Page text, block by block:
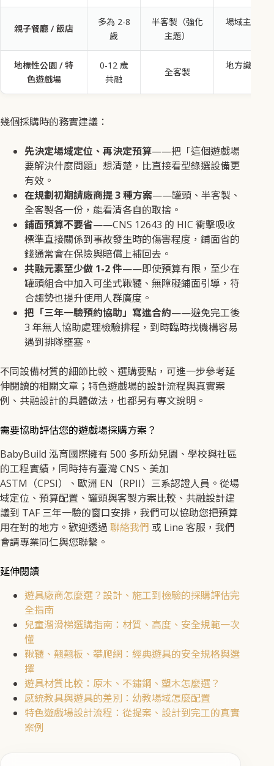
親子餐廳 / 飯店
多為 2-8
歲
半客製（強化
主題）
場域主題識
地標性公園 / 特
色遊戲場
0-12 歲
共融
全客製
地方識別、
幾個採購時的務實建議：
先決定場域定位、再決定預算——把「這個遊戲場
要解決什麼問題」想清楚，比直接看型錄選設備更
有效。
在規劃初期請廠商提 3 種方案——罐頭、半客製、
全客製各一份，能看清各自的取捨。
鋪面預算不要省——CNS 12643 的 HIC 衝擊吸收
標準直接關係到事故發生時的傷害程度，鋪面省的
錢通常會在保險與賠償上補回去。
共融元素至少做 1-2 件——即使預算有限，至少在
罐頭組合中加入可坐式鞦韆、無障礙鋪面引導，符
合趨勢也提升使用人群廣度。
把「三年一驗預約協助」寫進合約——避免完工後
3 年無人協助處理檢驗排程，到時臨時找機構容易
遇到排隊壅塞。
不同設備材質的細節比較、選購要點，可進一步參考延
伸閱讀的相關文章；特色遊戲場的設計流程與真實案
例、共融設計的具體做法，也都另有專文說明。
需要協助評估您的遊戲場採購方案？
BabyBuild 泓育國際擁有 500 多所幼兒園、學校與社區
的工程實績，同時持有臺灣 CNS、美加
ASTM（CPSI）、歐洲 EN（RPII）三系認證人員。從場
域定位、預算配置、罐頭與客製方案比較、共融設計建
議到 TAF 三年一驗的窗口安排，我們可以協助您把預算
用在對的地方。歡迎透過 聯絡我們 或 Line 客服，我們
會請專業同仁與您聯繫。
延伸閱讀
遊具廠商怎麼選？設計、施工到檢驗的採購評估完
全指南
兒童溜滑梯選購指南：材質、高度、安全規範一次
懂
鞦韆、翹翹板、攀爬網：經典遊具的安全規格與選
擇
遊具材質比較：原木、不鏽鋼、塑木怎麼選？
感統教具與遊具的差別：幼教場域怎麼配置
特色遊戲場設計流程：從提案、設計到完工的真實
案例